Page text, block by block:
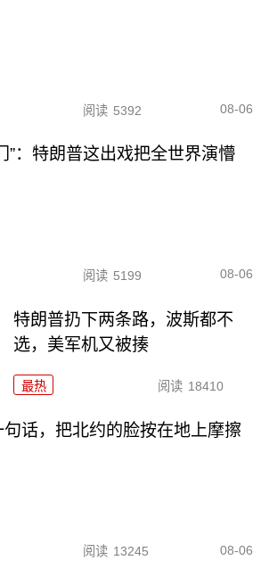
阅读 5392 08-06
”：特朗普这出戏把全世界演懵
阅读 5199 08-06
特朗普扔下两条路，波斯都不
选，美军机又被揍
最热 阅读 18410
话，把北约的脸按在地上摩擦
阅读 13245 08-06